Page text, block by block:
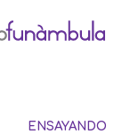
ENSAYANDO